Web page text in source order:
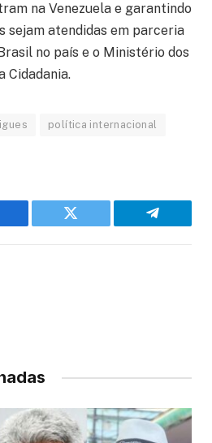
na Venezuela e garantindo
sejam atendidas em parceria
no país e o Ministério dos
Cidadania.
política internacional
Twitter Telegram